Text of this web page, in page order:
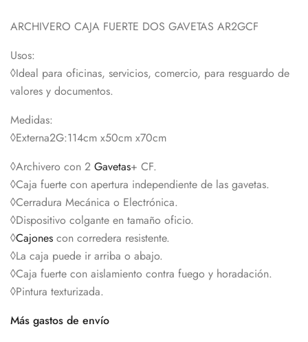
ARCHIVERO CAJA FUERTE DOS GAVETAS AR2GCF
Usos:
◊Ideal para oficinas, servicios, comercio, para resguardo de
valores y documentos.
Medidas:
◊Externa2G:114cm x50cm x70cm
◊Archivero con 2 Gavetas+ CF.
◊Caja fuerte con apertura independiente de las gavetas.
◊Cerradura Mecánica o Electrónica.
◊Dispositivo colgante en tamaño oficio.
◊Cajones con corredera resistente.
◊La caja puede ir arriba o abajo.
◊Caja fuerte con aislamiento contra fuego y horadación.
◊Pintura texturizada.
Más gastos de envío